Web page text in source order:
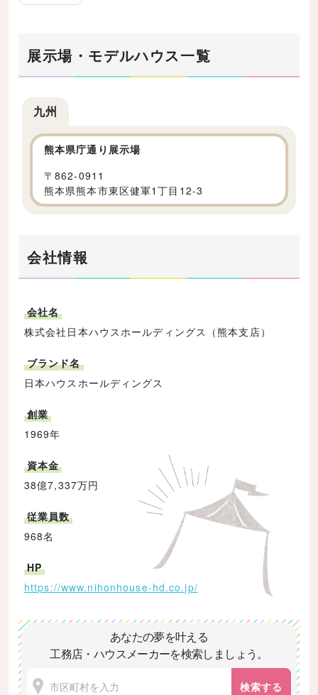
展示場・モデルハウス一覧
九州
熊本県庁通り展示場
〒862-0911
熊本県熊本市東区健軍1丁目12-3
会社情報
会社名
株式会社日本ハウスホールディングス（熊本支店）
ブランド名
日本ハウスホールディングス
創業
1969年
資本金
38億7,337万円
従業員数
968名
HP
https://www.nihonhouse-hd.co.jp/
あなたの夢を叶える
工務店・ハウスメーカーを検索しましょう。
検索する